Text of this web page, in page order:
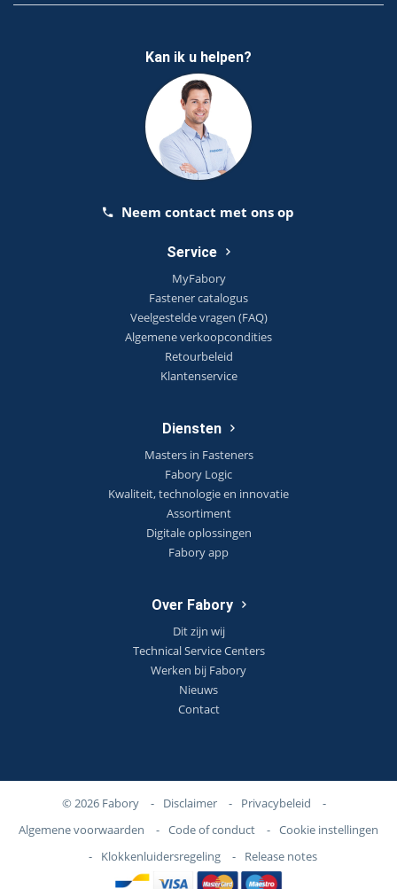
Kan ik u helpen?
Neem contact met ons op
Service
MyFabory
Fastener catalogus
Veelgestelde vragen (FAQ)
Algemene verkoopcondities
Retourbeleid
Klantenservice
Diensten
Masters in Fasteners
Fabory Logic
Kwaliteit, technologie en innovatie
Assortiment
Digitale oplossingen
Fabory app
Over Fabory
Dit zijn wij
Technical Service Centers
Werken bij Fabory
Nieuws
Contact
© 2026 Fabory - Disclaimer - Privacybeleid
-
Algemene voorwaarden
- Code of conduct - Cookie instellingen
-
Klokkenluidersregeling - Release notes